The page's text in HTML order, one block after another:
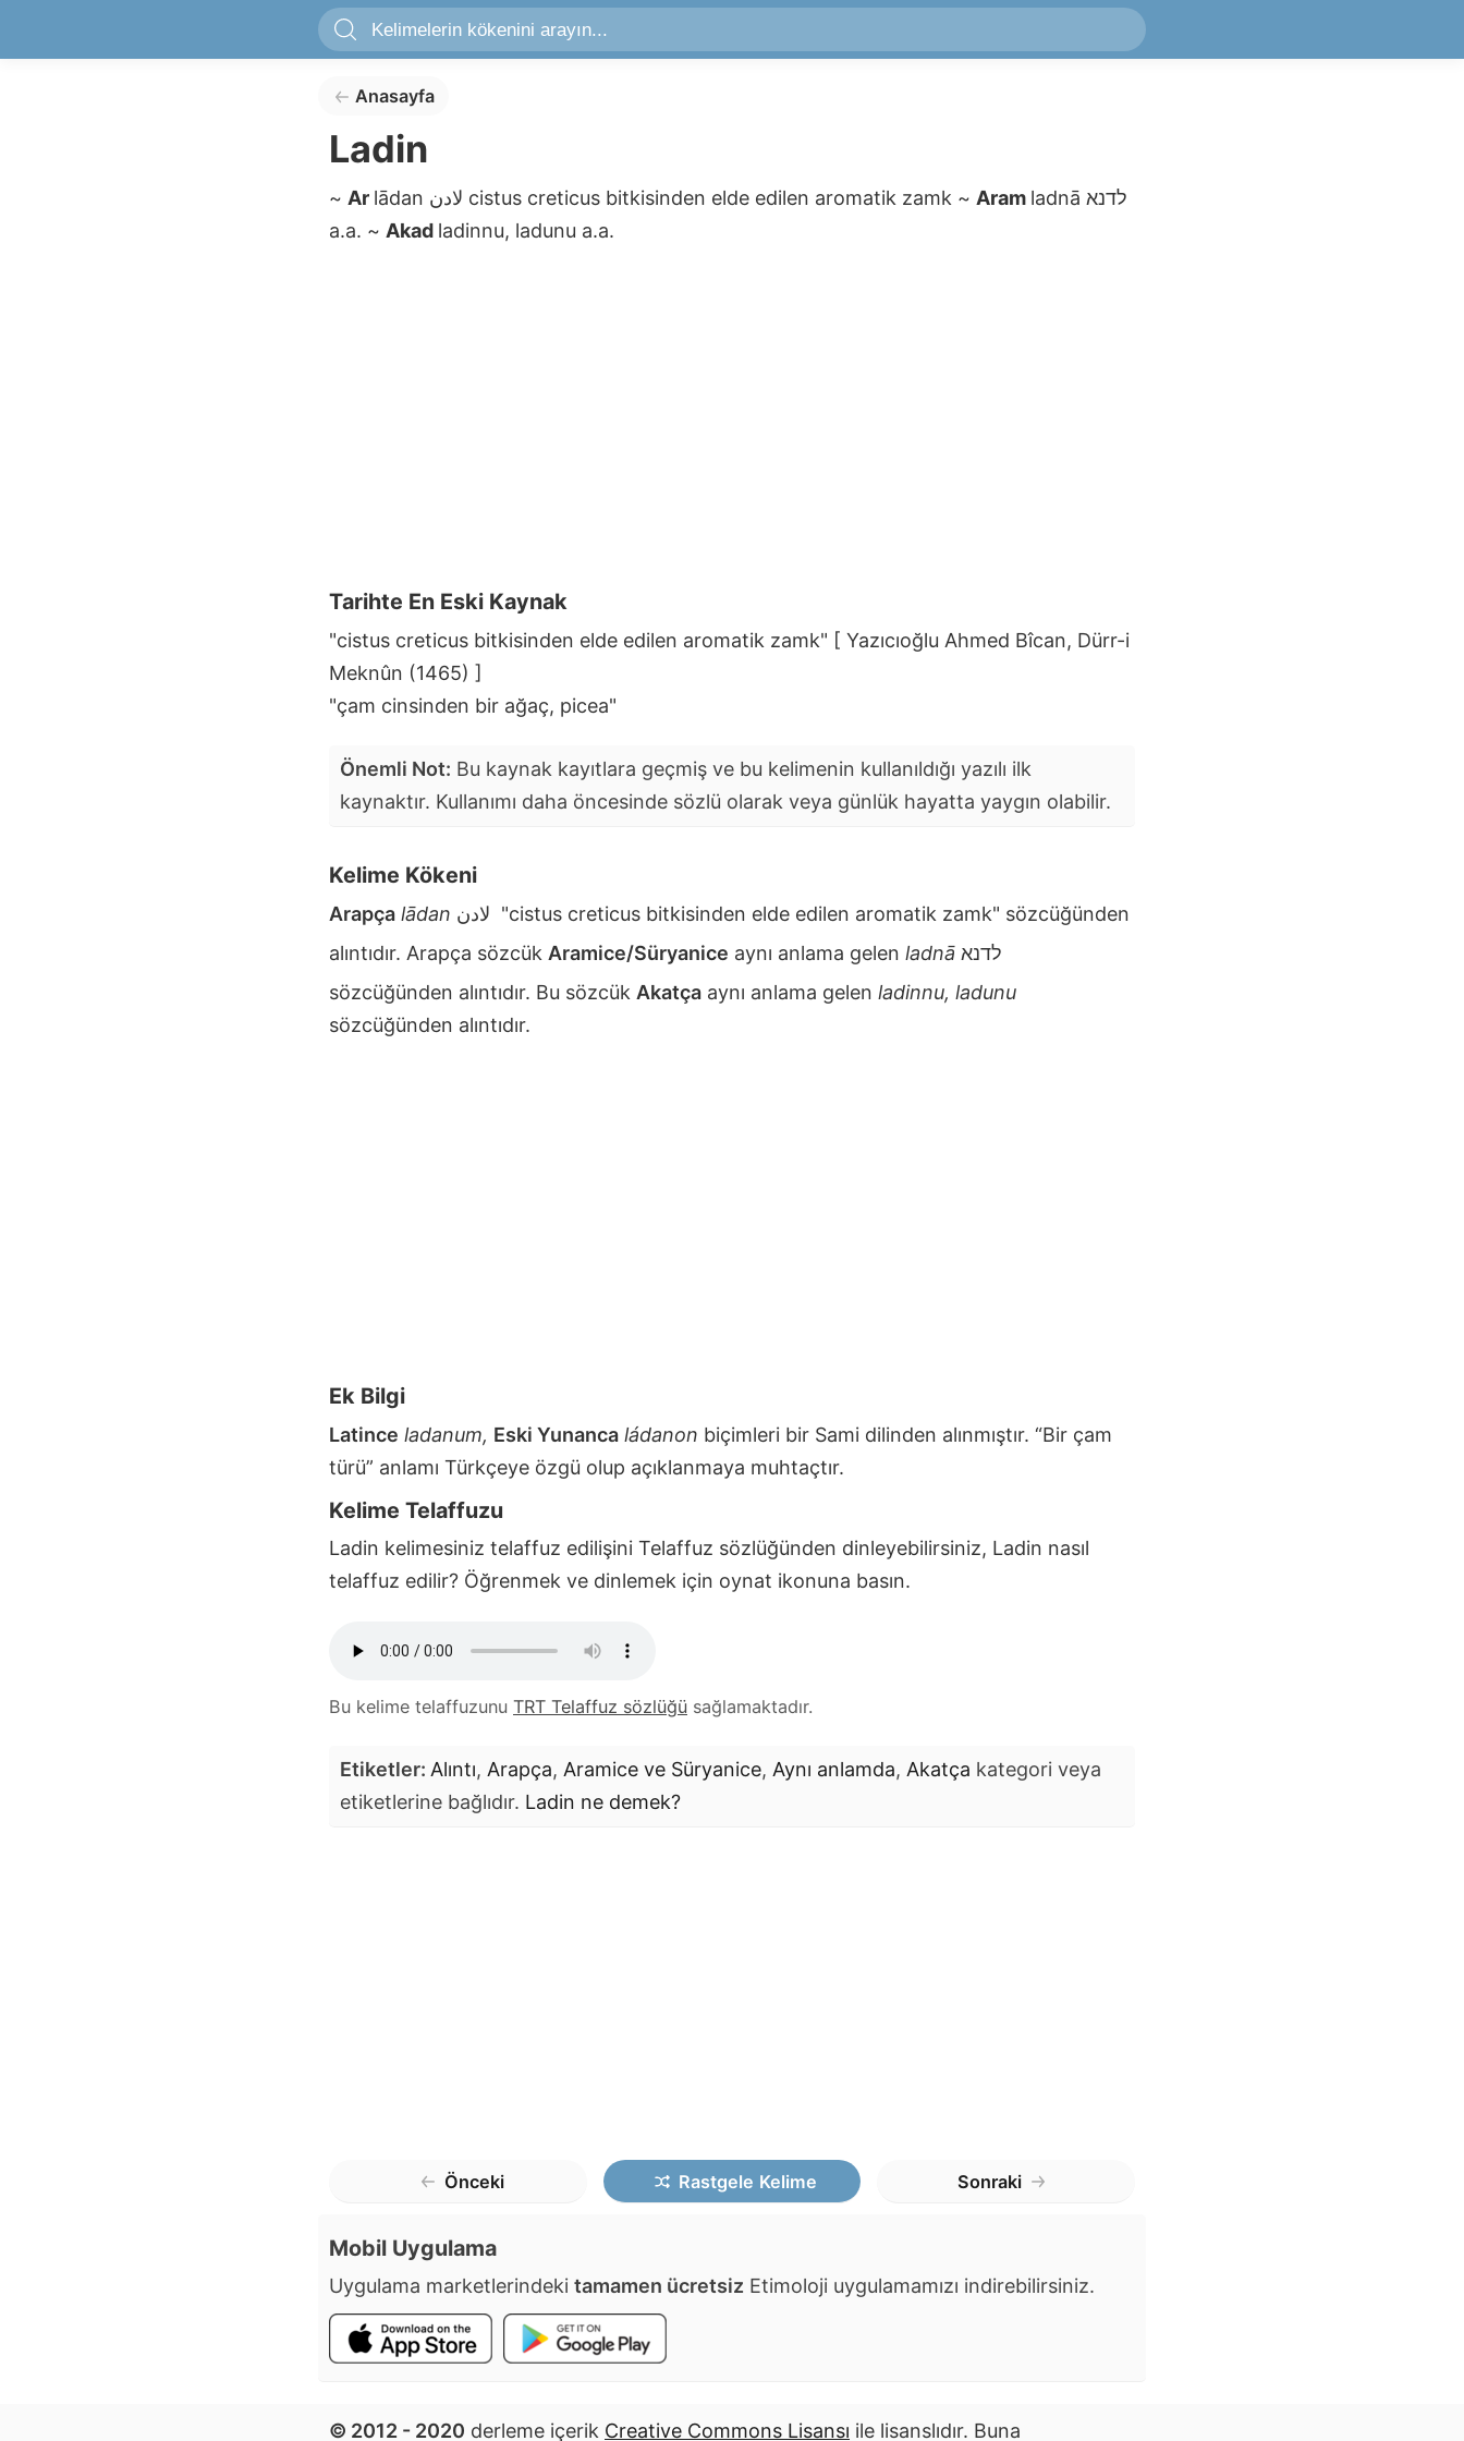
Anasayfa
Ladin
~ Ar lādan cistus creticus bitkisinden elde edilen aromatik zamk ~ Aram ladnā לדנא
a.a. ~ Akad ladinnu, ladunu a.a.
Tarihte En Eski Kaynak
"cistus creticus bitkisinden elde edilen aromatik zamk" [ Yazıcıoğlu Ahmed Bîcan, Dürr-i
Meknûn (1465) ]
"çam cinsinden bir ağaç, picea"
Önemli Not: Bu kaynak kayıtlara geçmiş ve bu kelimenin kullanıldığı yazılı ilk
kaynaktır. Kullanımı daha öncesinde sözlü olarak veya günlük hayatta yaygın olabilir.
Kelime Kökeni
Arapça lādan
"cistus creticus bitkisinden elde edilen aromatik zamk" sözcüğünden
alıntıdır. Arapça sözcük Aramice/Süryanice aynı anlama gelen ladnā
sözcüğünden alıntıdır. Bu sözcük Akatça aynı anlama gelen ladinnu, ladunu
sözcüğünden alıntıdır.
Ek Bilgi
Latince ladanum, Eski Yunanca ládanon biçimleri bir Sami dilinden alınmıştır. “Bir çam
türü” anlamı Türkçeye özgü olup açıklanmaya muhtaçtır.
Kelime Telaffuzu
Ladin kelimesiniz telaffuz edilişini Telaffuz sözlüğünden dinleyebilirsiniz, Ladin nasıl
telaffuz edilir? Öğrenmek ve dinlemek için oynat ikonuna basın.
Bu kelime telaffuzunu TRT Telaffuz sözlüğü sağlamaktadır.
Etiketler: Alıntı, Arapça, Aramice ve Süryanice, Aynı anlamda, Akatça kategori veya
etiketlerine bağlıdır. Ladin ne demek?
Önceki Rastgele Kelime Sonraki
Mobil Uygulama
Uygulama marketlerindeki tamamen ücretsiz Etimoloji uygulamamızı indirebilirsiniz.
© 2012 - 2020 derleme içerik Creative Commons Lisansı ile lisanslıdır. Buna